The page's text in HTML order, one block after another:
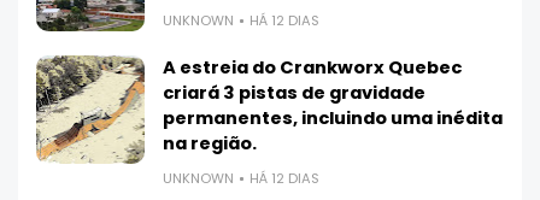
UNKNOWN HÁ 12 DIAS
A estreia do Crankworx Quebec
criará 3 pistas de gravidade
permanentes, incluindo uma inédita
na região.
UNKNOWN HÁ 12 DIAS